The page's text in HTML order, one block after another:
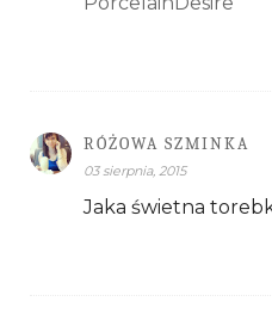
RÓŻOWA SZMINKA
03 sierpnia, 2015
Jaka świetna